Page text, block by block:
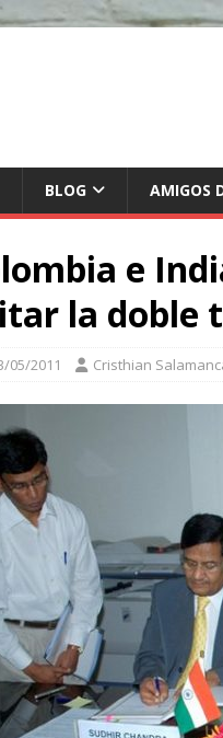
BLOG AMIGOS
e
la doble
05/2011 Cristhian